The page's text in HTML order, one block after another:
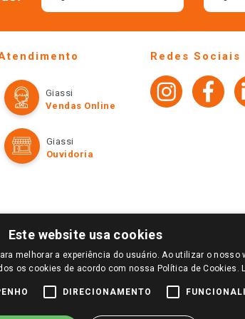
Giassi
Vendas Online
Giassi
Ouvidoria
Redes Sociais
DE SUA PREFERÊNCIA. SOMENTE APÓS O LOGIN, OS PREÇOS
PARA COMPRAS REALIZADAS NO GIASSI.COM.BR E NA LOJA
DE BUSCAS.
Este website usa cookies
melhorar a experiência do usuário. Ao utilizar o nosso
os cookies de acordo com nossa Política de Cookies.
DIRECIONAMENTO